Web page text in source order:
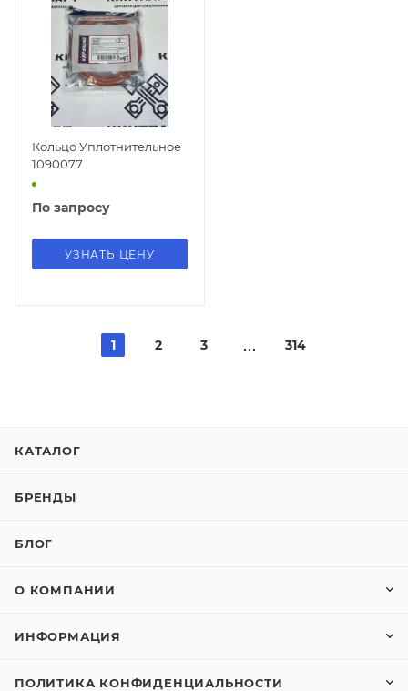
Кольцо Уплотнительное
1090077
По запросу
УЗНАТЬ ЦЕНУ
1 2 3 314
КАТАЛОГ
БРЕНДЫ
БЛОГ
О КОМПАНИИ
ИНФОРМАЦИЯ
ПОЛИТИКА КОНФИДЕНЦИАЛЬНОСТИ